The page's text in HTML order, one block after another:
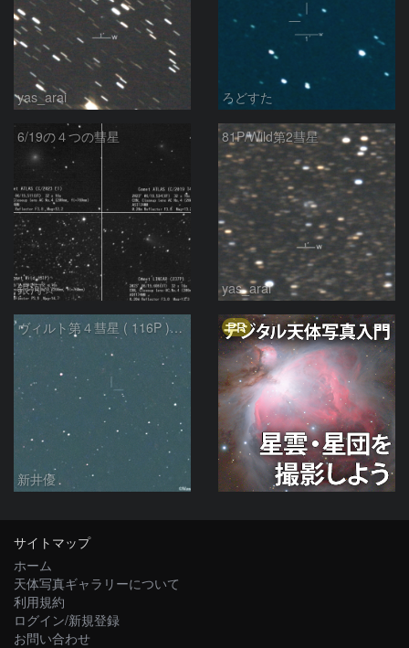
yas_arai ろどすた
6/19の４つの彗星
銀河☆
81P/Wild第2彗星
yas_arai
ヴィルト第４彗星 ( 116P )：2023/05/17
新井優
PR
サイトマップ
ホーム
天体写真ギャラリーについて
利用規約
ログイン/新規登録
お問い合わせ